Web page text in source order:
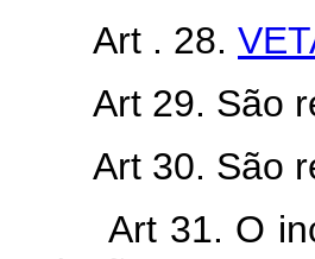
Art . 28.
Art 29. São
Art 30. São
Art 31. O